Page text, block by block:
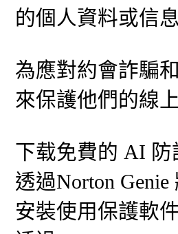
的個人資料或信
為應對約會詐騙
來保護他們的線
下载免費的 AI 防
透過Norton
安裝使用保護軟